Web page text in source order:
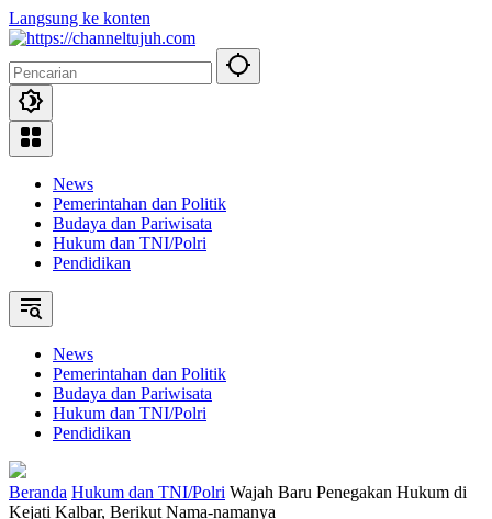
Langsung ke konten
News
Pemerintahan dan Politik
Budaya dan Pariwisata
Hukum dan TNI/Polri
Pendidikan
News
Pemerintahan dan Politik
Budaya dan Pariwisata
Hukum dan TNI/Polri
Pendidikan
Beranda Hukum dan TNI/Polri Wajah Baru Penegakan Hukum di
Kejati Kalbar, Berikut Nama-namanya